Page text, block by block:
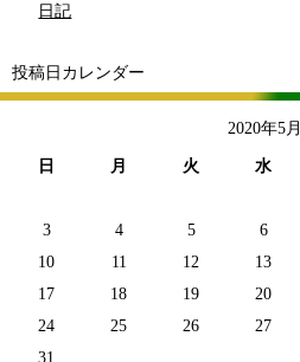
日記
投稿日カレンダー
2020年5月
日 月 火 水
3
4 5 6
10
11 12 13
17
18 19 20
24
25 26 27
31